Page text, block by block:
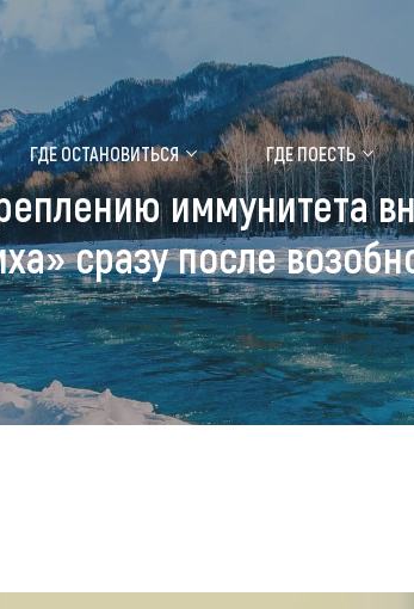
маральника
побывать
природы
истории и культуры
развлечений
мест
Чем
Мой
ГДЕ ОСТАНОВИТЬСЯ ГДЕ ПОЕСТЬ
иммунитета
сразу после